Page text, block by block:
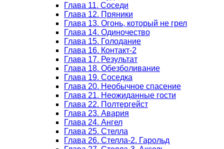
Глава 11. Соседи
Глава 12. Пряники
Глава 13. Огонь, который не грел
Глава 14. Одиночество
Глава 15. Голодание
Глава 16. Контакт-2
Глава 17. Результат
Глава 18. Обезболивание
Глава 19. Соседка
Глава 20. Необычное спасение
Глава 21. Неожиданные гости
Глава 22. Полтергейст
Глава 23. Авария
Глава 24. Ангел
Глава 25. Стелла
Глава 26. Стелла-2. Гарольд